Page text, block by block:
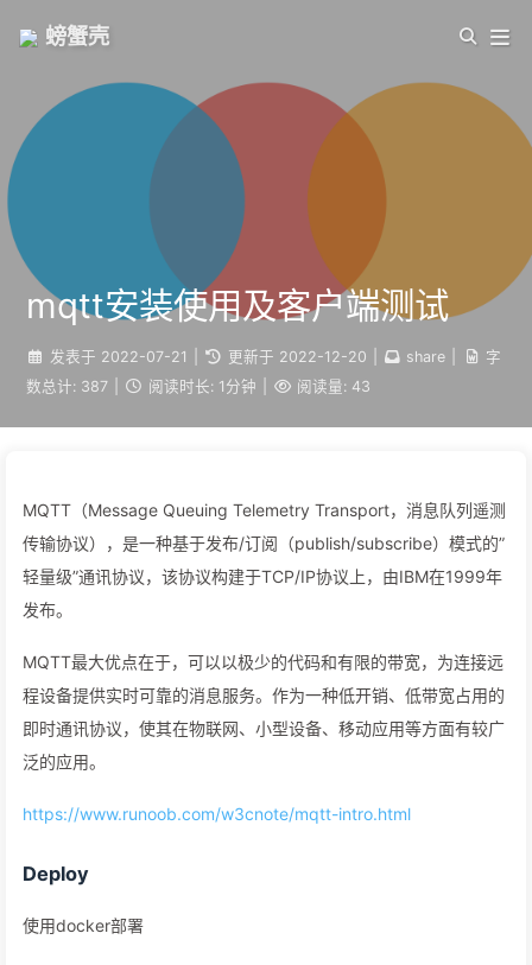
螃蟹壳
mqtt安装使用及客户端测试
发表于 2022-07-21 更新于 2022-12-20 share
字
数总计: 387 阅读时长: 1分钟 阅读量: 43
MQTT（Message Queuing Telemetry Transport，消息队列遥测
传输协议），是一种基于发布/订阅（publish/subscribe）模式的”
轻量级”通讯协议，该协议构建于TCP/IP协议上，由IBM在1999年
发布。
MQTT最大优点在于，可以以极少的代码和有限的带宽，为连接远
程设备提供实时可靠的消息服务。作为一种低开销、低带宽占用的
即时通讯协议，使其在物联网、小型设备、移动应用等方面有较广
泛的应用。
https://www.runoob.com/w3cnote/mqtt-intro.html
Deploy
使用docker部署